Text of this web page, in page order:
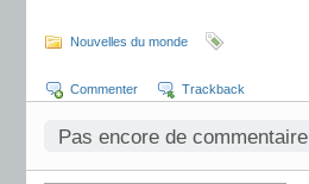
Nouvelles du monde
Commenter Trackback
Pas encore de commentaire